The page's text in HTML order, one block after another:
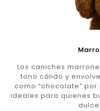
Los caniches
tono cálido y
como “chocolate”
ideales para quienes